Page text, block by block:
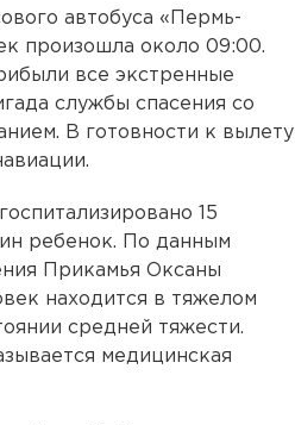
автобуса «Пермь-
произошла около 09:00.
все экстренные
службы спасения со
В готовности к вылету
15
ребенок. По данным
Прикамья Оксаны
находится в тяжелом
средней тяжести.
медицинская